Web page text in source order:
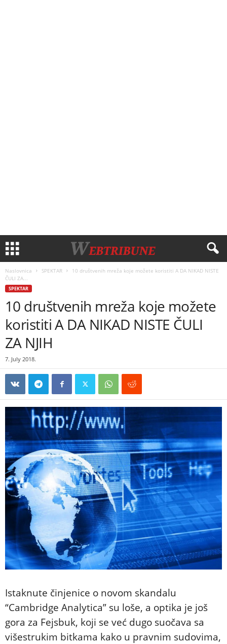
Naslovnica SPEKTAR
10 društvenih mreža koje možete koristiti A DA NIKAD NISTE
ČULI ZA...
SPEKTAR
10 društvenih mreža koje možete
koristiti A DA NIKAD NISTE ČULI
ZA NJIH
7. July 2018.
Istaknute činjenice o novom skandalu
“Cambridge Analytica” su loše, a optika je još
gora za Fejsbuk, koji se već dugo suočava sa
višestrukim bitkama kako u pravnim sudovima,